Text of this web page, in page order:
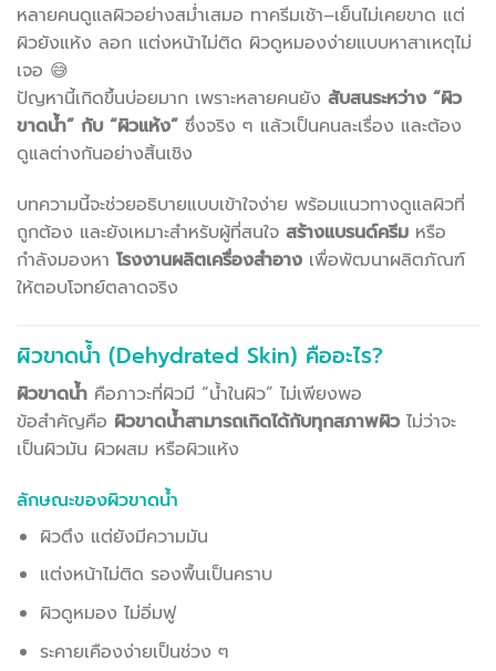
หลายคนดูแลผิวอย่างสม่ำเสมอ ทาครีมเช้า–เย็นไม่เคยขาด แต่
ผิวยังแห้ง ลอก แต่งหน้าไม่ติด ผิวดูหมองง่ายแบบหาสาเหตุไม่
เจอ 😅
ปัญหานี้เกิดขึ้นบ่อยมาก เพราะหลายคนยัง สับสนระหว่าง “ผิว
ขาดน้ำ” กับ “ผิวแห้ง” ซึ่งจริง ๆ แล้วเป็นคนละเรื่อง และต้อง
ดูแลต่างกันอย่างสิ้นเชิง
บทความนี้จะช่วยอธิบายแบบเข้าใจง่าย พร้อมแนวทางดูแลผิวที่
ถูกต้อง และยังเหมาะสำหรับผู้ที่สนใจ สร้างแบรนด์ครีม หรือ
กำลังมองหา โรงงานผลิตเครื่องสำอาง เพื่อพัฒนาผลิตภัณฑ์
ให้ตอบโจทย์ตลาดจริง
ผิวขาดน้ำ (Dehydrated Skin) คืออะไร?
ผิวขาดน้ำ คือภาวะที่ผิวมี “น้ำในผิว” ไม่เพียงพอ
ข้อสำคัญคือ ผิวขาดน้ำสามารถเกิดได้กับทุกสภาพผิวไม่ว่าจะ
เป็นผิวมัน ผิวผสม หรือผิวแห้ง
ลักษณะของผิวขาดน้ำ
ผิวตึง แต่ยังมีความมัน
แต่งหน้าไม่ติด รองพื้นเป็นคราบ
ผิวดูหมอง ไม่อิ่มฟู
ระคายเคืองง่ายเป็นช่วง ๆ